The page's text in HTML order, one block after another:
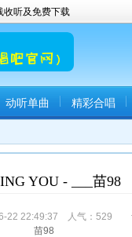
收听及免费下载
动听单曲 精彩合唱
YOU - ___苗98
22 22:49:37 人气： 529
苗98